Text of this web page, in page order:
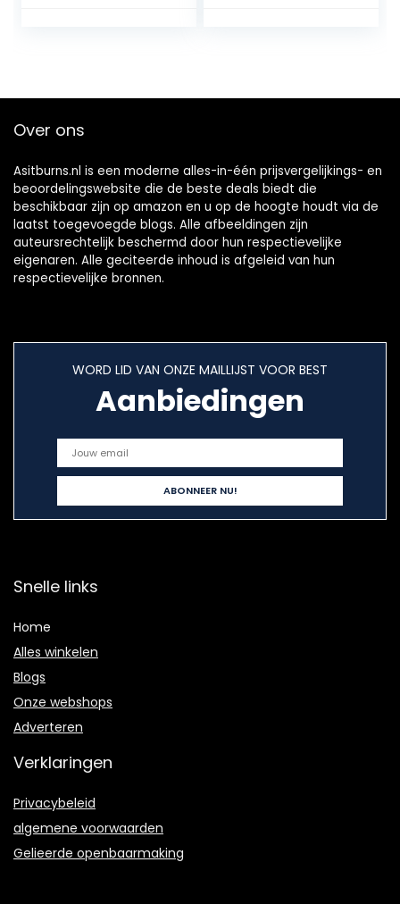
en opgeblazen
Over ons
Asitburns.nl is een moderne alles-in-één prijsvergelijkings- en
beoordelingswebsite die de beste deals biedt die
beschikbaar zijn op amazon en u op de hoogte houdt via de
laatst toegevoegde blogs. Alle afbeeldingen zijn
auteursrechtelijk beschermd door hun respectievelijke
eigenaren. Alle geciteerde inhoud is afgeleid van hun
respectievelijke bronnen.
WORD LID VAN ONZE MAILLIJST VOOR BEST
Aanbiedingen
Snelle links
Home
Alles winkelen
Blogs
Onze webshops
Adverteren
Verklaringen
Privacybeleid
algemene voorwaarden
Gelieerde openbaarmaking